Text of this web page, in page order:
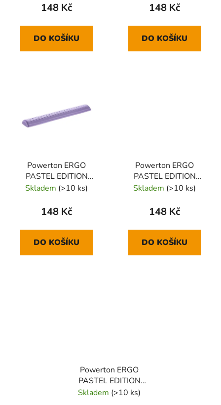
148 Kč
DO KOŠÍKU
148 Kč
DO KOŠÍKU
Powerton ERGO
PASTEL EDITION
Předložka ke klávesnici
Skladem (>10 ks)
148 Kč
DO KOŠÍKU
Powerton ERGO
PASTEL EDITION
Předložka ke klávesnici
Skladem (>10 ks)
148 Kč
DO KOŠÍKU
Powerton ERGO
PASTEL EDITION
Předložka ke klávesnici
Skladem (>10 ks)